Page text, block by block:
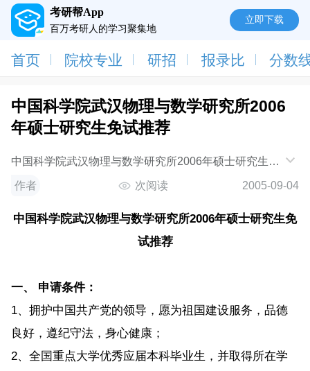
考研帮App
百万考研人的学习聚集地
立即下载
首页 院校专业 研招 报录比 分数
中国科学院武汉物理与数学研究所2006
年硕士研究生免试推荐
中国科学院武汉物理与数学研究所2006年硕士研究生免
试推荐 一、 申请条件： 1、拥护中国共产党的领导，愿
为祖国建设服务，品德良好，遵纪守法，身心健康；
校推荐免试生资格； 3、
作者 次阅读 2005-09-04
中国科学院武汉物理与数学研究所2006年硕士研究生免
试推荐
一、 申请条件：
1、拥护中国共产党的领导，愿为祖国建设服务，品德
良好，遵纪守法，身心健康；
2、全国重点大学优秀应届本科毕业生，并取得所在学